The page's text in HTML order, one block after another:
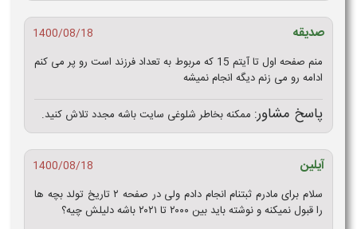
صدیقه
1400/08/18
منم صفحه اول تا آیتم 15 که مربوط به تعداد فرزند است رو پر می کنم
ادامه رو می زنم دیگه انجام نمیشه
پاسخ مشاور: ممکنه بخاطر شلوغی سایت باشه مجدد تلاش کنید.
آیلین
1400/08/18
سلام برای مادرم ثبتنام انجام دادم ولی در صفحه ۲ تاریخ تولد بچه ها
را قبول نمیکنه و نوشته باید بین ۲۰۰۰ تا ۲۰۲۱ باشه دلیلش چیه؟